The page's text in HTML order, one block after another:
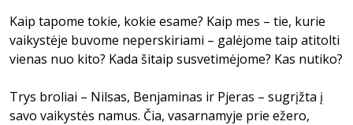
Kaip tapome tokie, kokie esame? Kaip mes – tie, kurie
vaikystėje buvome neperskiriami – galėjome taip atitolti
vienas nuo kito? Kada šitaip susvetimėjome? Kas nutiko?
Trys broliai – Nilsas, Benjaminas ir Pjeras – sugrįžta į
savo vaikystės namus. Čia, vasarnamyje prie ežero,